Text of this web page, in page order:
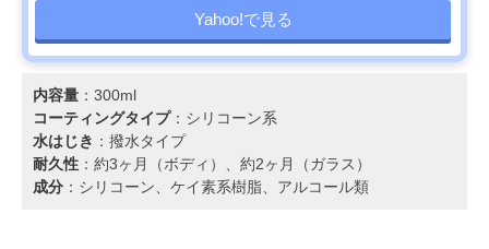
Yahoo!で見る
内容量 ：300ml
コーティングタイプ：シリコーン系
水はじき ：撥水タイプ
耐久性 ：約3ヶ月（ボディ）、約2ヶ月（ガラス）
成分 ：シリコーン、ケイ素系樹脂、アルコール類